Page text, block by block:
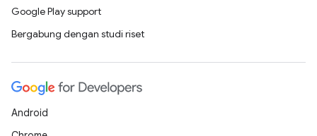
Google Play support
Bergabung dengan studi riset
Android